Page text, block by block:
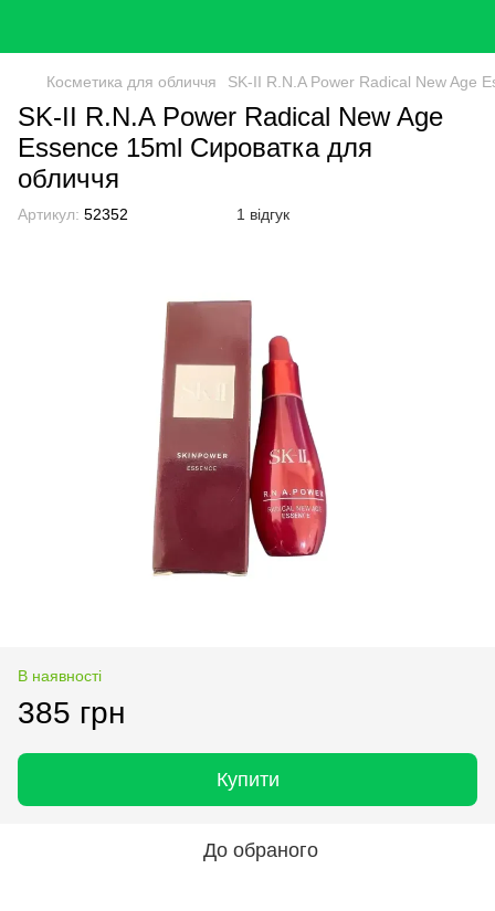
Косметика для обличчя SK-II R.N.A Power Radical New Age
SK-II R.N.A Power Radical New Age
Essence 15ml Сироватка для
обличчя
Артикул: 52352 1 відгук
В наявності
385 грн
Купити
До обраного